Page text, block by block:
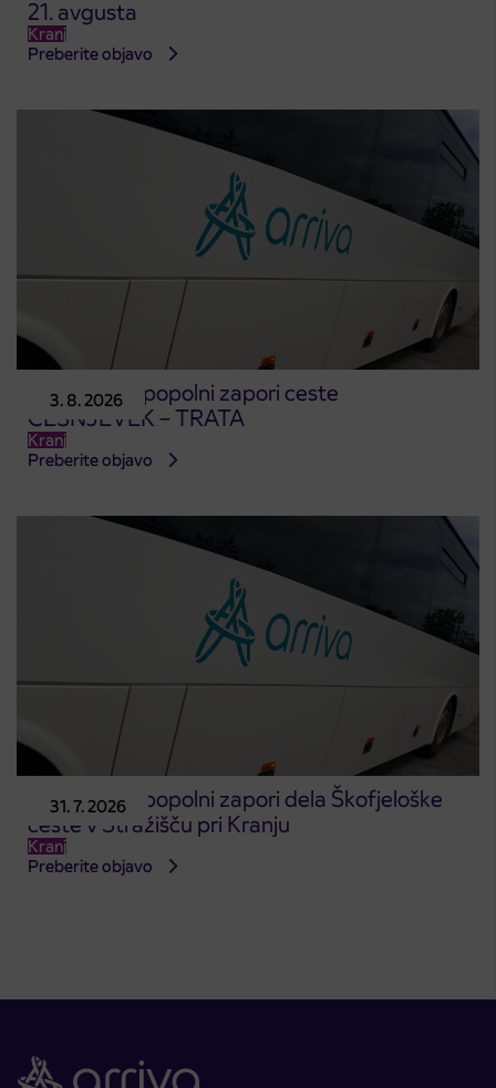
21. avgusta
Kranj
Preberite objavo
3. 8. 2026
Obvestilo o popolni zapori ceste
ČEŠNJEVEK – TRATA
Kranj
Preberite objavo
31. 7. 2026
Obvestilo o popolni zapori dela Škofjeloške
ceste v Stražišču pri Kranju
Kranj
Preberite objavo